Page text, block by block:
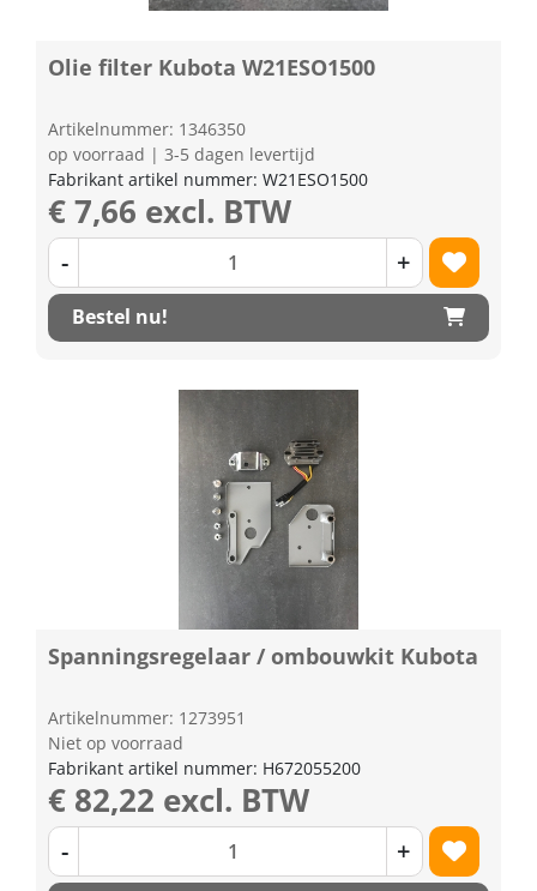
Olie filter Kubota W21ESO1500
Artikelnummer: 1346350
op voorraad | 3-5 dagen levertijd
Fabrikant artikel nummer: W21ESO1500
€ 7,66 excl. BTW
- +
Bestel nu!
Spanningsregelaar / ombouwkit Kubota
Artikelnummer: 1273951
Niet op voorraad
Fabrikant artikel nummer: H672055200
€ 82,22 excl. BTW
- +